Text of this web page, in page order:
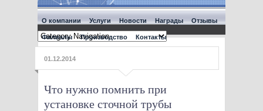
О компании Услуги Новости Награды Отзывы
Филиалы Производство Контакты
01.12.2014
Что нужно помнить при
установке сточной трубы